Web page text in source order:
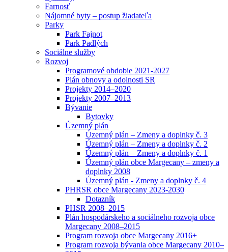
Farnosť
Nájomné byty – postup žiadateľa
Parky
Park Fajnot
Park Padlých
Sociálne služby
Rozvoj
Programové obdobie 2021-2027
Plán obnovy a odolnosti SR
Projekty 2014–2020
Projekty 2007–2013
Bývanie
Bytovky
Územný plán
Územný plán – Zmeny a doplnky č. 3
Územný plán – Zmeny a doplnky č. 2
Územný plán – Zmeny a doplnky č. 1
Územný plán obce Margecany – zmeny a
doplnky 2008
Územný plán - Zmeny a doplnky č. 4
PHRSR obce Margecany 2023-2030
Dotazník
PHSR 2008–2015
Plán hospodárskeho a sociálneho rozvoja obce
Margecany 2008–2015
Program rozvoja obce Margecany 2016+
Program rozvoja bývania obce Margecany 2010–